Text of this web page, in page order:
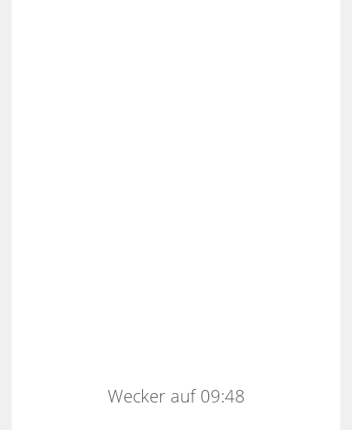
Wecker auf 09:48